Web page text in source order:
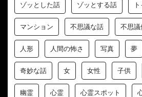
ゾッとした話 ゾッとする話
マンション 不思議な話 不思議
人形 人間の怖さ 写真 夢
奇妙な話 女 女性 子供
幽霊 心霊 心霊スポット